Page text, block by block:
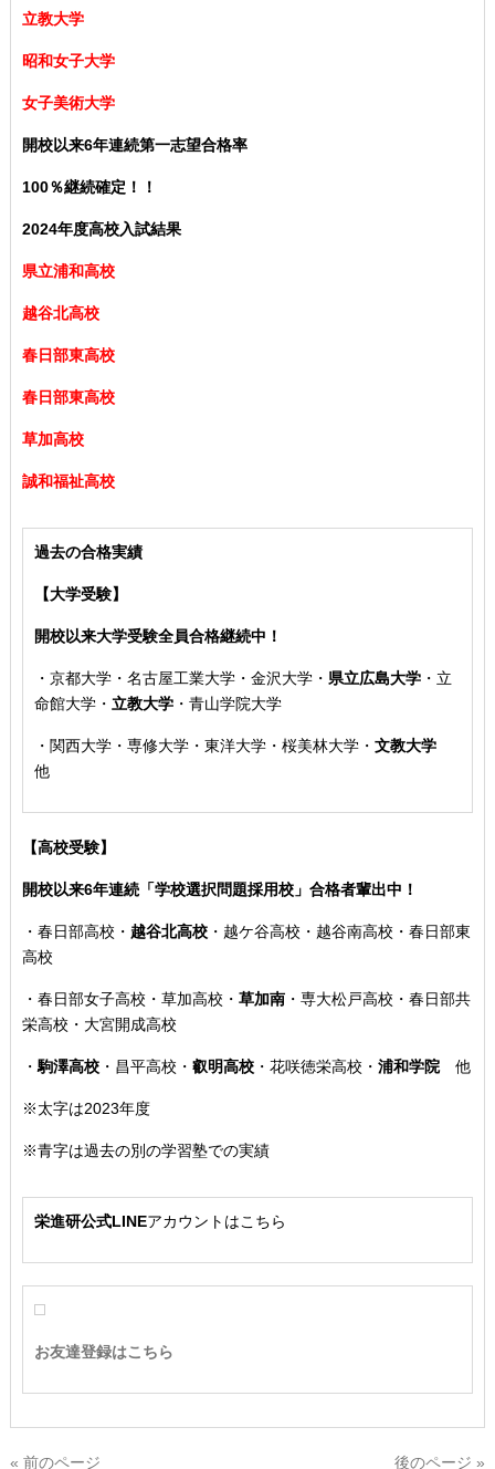
立教大学
昭和女子大学
女子美術大学
開校以来6年連続第一志望合格率
100％継続確定！！
2024年度高校入試結果
県立浦和高校
越谷北高校
春日部東高校
春日部東高校
草加高校
誠和福祉高校
過去の合格実績
【大学受験】
開校以来大学受験全員合格継続中！
・ 京都大学・名古屋工業大学・金沢大学・ 県立広島大学・ 立
命館大学・ 立教大学・青山学院大学
・ 関西大学・専修大学・東洋大学・桜美林大学・ 文教大学
他
【高校受験】
開校以来6年連続「学校選択問題採用校」合格者輩出中！
・ 春日部高校 ・ 越谷北高校・ 越ケ谷高校・越谷南高校・春日部東
高校
・ 春日部女子高校・草加高校 ・ 草加南・専大松戸高校 ・春日部共
栄高校・大宮開成高校
・ 駒澤高校・ 昌平高校 ・ 叡明高校・ 花咲徳栄高校 ・ 浦和学院他
※太字は2023年度
※青字は過去の別の学習塾での実績
栄進研公式LINEアカウントはこちら
お友達登録はこちら
« 前のページ 後のページ »